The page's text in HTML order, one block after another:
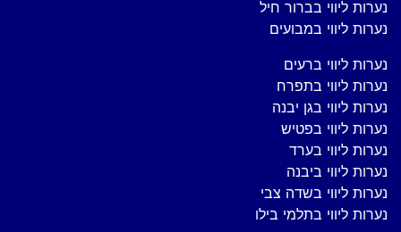
נערות ליווי בברור חיל
נערות ליווי במבועים
נערות ליווי ברעים
נערות ליווי בתפרח
נערות ליווי בגן יבנה
נערות ליווי בפטיש
נערות ליווי בערד
נערות ליווי ביבנה
נערות ליווי בשדה צבי
נערות ליווי בתלמי בילו